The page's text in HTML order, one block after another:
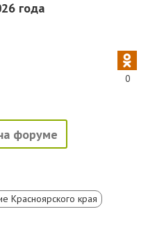
года
0
форуме
Красноярского края